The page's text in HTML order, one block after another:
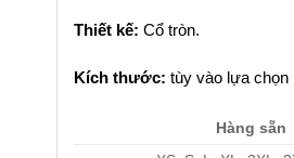
Thiết kế: Cổ tròn.
Kích thước: tùy vào lựa
Hàng sẵn